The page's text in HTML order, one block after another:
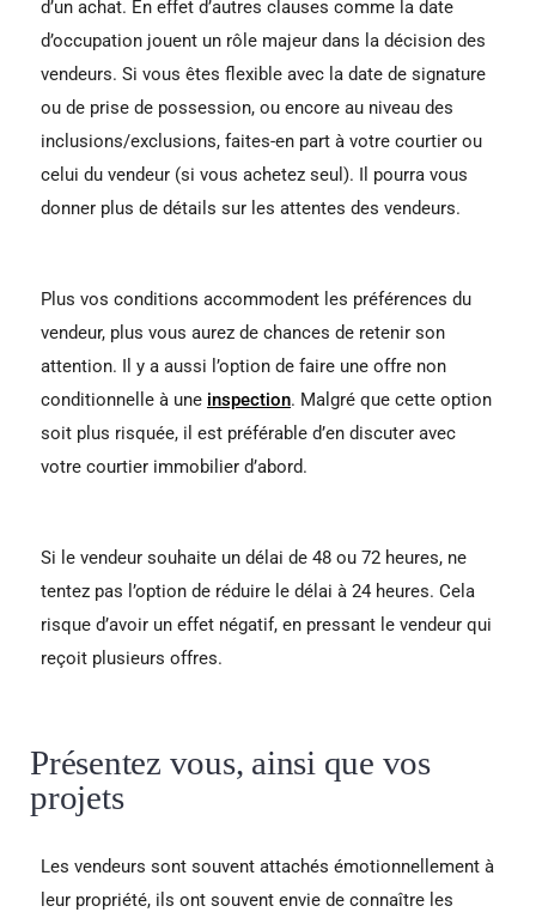
d’un achat. En effet d’autres clauses comme la date
d’occupation jouent un rôle majeur dans la décision des
vendeurs. Si vous êtes flexible avec la date de signature
ou de prise de possession, ou encore au niveau des
inclusions/exclusions, faites-en part à votre courtier ou
celui du vendeur (si vous achetez seul). Il pourra vous
donner plus de détails sur les attentes des vendeurs.
Plus vos conditions accommodent les préférences du
vendeur, plus vous aurez de chances de retenir son
attention. Il y a aussi l’option de faire une offre non
conditionnelle à une inspection. Malgré que cette option
soit plus risquée, il est préférable d’en discuter avec
votre courtier immobilier d’abord.
Si le vendeur souhaite un délai de 48 ou 72 heures, ne
tentez pas l’option de réduire le délai à 24 heures. Cela
risque d’avoir un effet négatif, en pressant le vendeur qui
reçoit plusieurs offres.
Présentez vous, ainsi que vos
projets
Les vendeurs sont souvent attachés émotionnellement à
leur propriété, ils ont souvent envie de connaître les